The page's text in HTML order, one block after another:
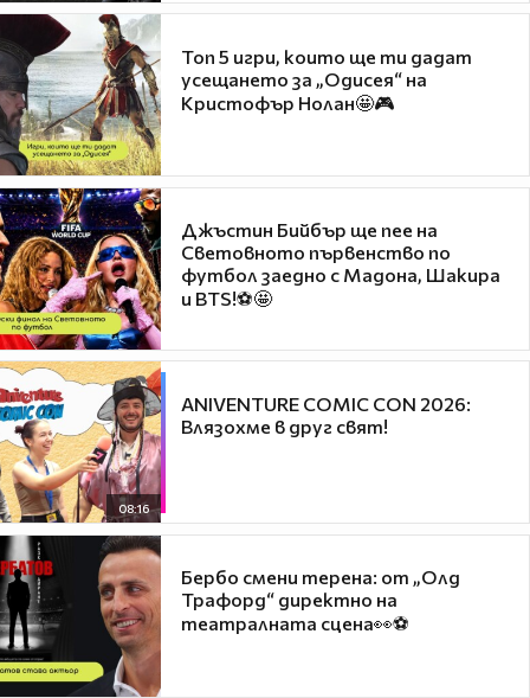
Топ 5 игри, които ще ти дадат
усещането за „Одисея“ на
Кристофър Нолан🤩🎮
Джъстин Бийбър ще пее на
Световното първенство по
футбол заедно с Мадона, Шакира
и BTS!⚽🤩
08:16
ANIVENTURE COMIC CON 2026:
Влязохме в друг свят!
Бербо смени терена: от „Олд
Трафорд“ директно на
театралната сцена👀⚽